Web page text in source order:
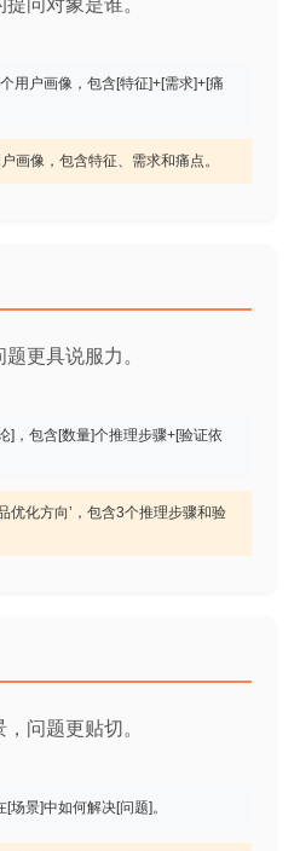
问对象是谁。
用户画像，包含[特征]+[需求]+[痛
画像，包含特征、需求和痛点。
更具说服力。
]，包含[数量]个推理步骤+[验证依
优化方向’，包含3个推理步骤和验
问题更贴切。
场景]中如何解决[问题]。